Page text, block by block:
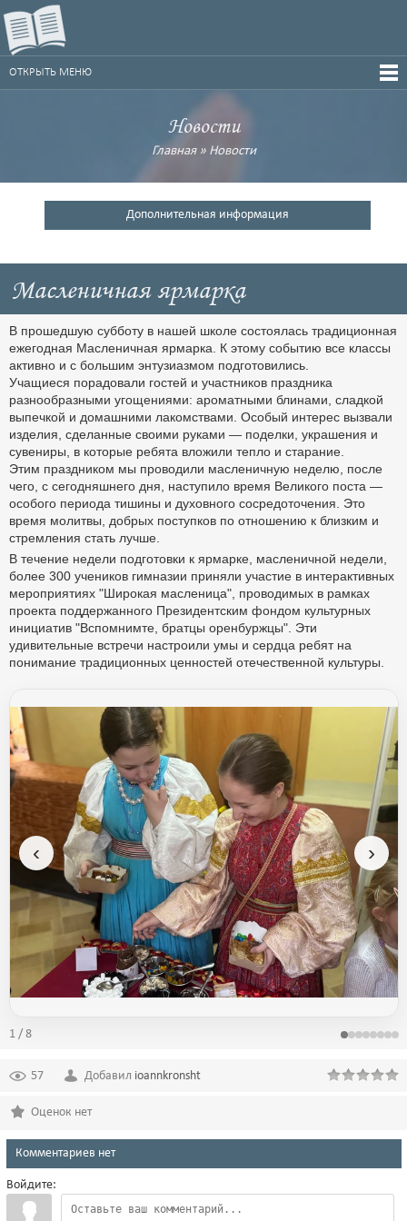
ОТКРЫТЬ МЕНЮ
Новости
Главная» Новости
Дополнительная информация
Масленичная ярмарка
В прошедшую субботу в нашей школе состоялась традиционная
ежегодная Масленичная ярмарка. К этому событию все классы
активно и с большим энтузиазмом подготовились.
Учащиеся порадовали гостей и участников праздника
разнообразными угощениями: ароматными блинами, сладкой
выпечкой и домашними лакомствами. Особый интерес вызвали
изделия, сделанные своими руками — поделки, украшения и
сувениры, в которые ребята вложили тепло и старание.
Этим праздником мы проводили масленичную неделю, после
чего, с сегодняшнего дня, наступило время Великого поста —
особого периода тишины и духовного сосредоточения. Это
время молитвы, добрых поступков по отношению к близким и
стремления стать лучше.
В течение недели подготовки к ярмарке, масленичной недели,
более 300 учеников гимназии приняли участие в интерактивных
мероприятиях "Широкая масленица", проводимых в рамках
проекта поддержанного Президентским фондом культурных
инициатив "Вспомнимте, братцы оренбуржцы". Эти
удивительные встречи настроили умы и сердца ребят на
понимание традиционных ценностей отечественной культуры.
‹ ›
1 / 8
57 Добавил ioannkronsht
Оценок нет
Комментариев нет
Войдите: